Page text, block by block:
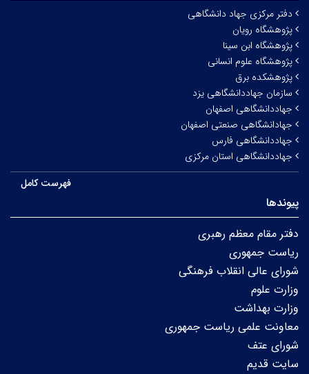
دفتر مرکزی جهاد دانشگاهی
پژوهشگاه رویان
پژوهشگاه ابن سینا
پژوهشگاه علوم انسانی
پژوهشکده برق
سازمان جهاددانشگاهی یزد
جهاددانشگاهی اصفهان
جهادانشگاهی صنعتی اصفهان
جهاددانشگاهی فارس
جهاددانشگاهی استان مرکزی
فهرست کامل
پیوندها
دفتر مقام معظم رهبری
ریاست جمهوری
شورای عالی انقلاب فرهنگی
وزارت علوم
وزارت بهداشت
معاونت علمی ریاست جمهوری
شورای عتف
سایت قدیم